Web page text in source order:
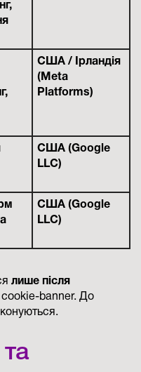
США / Ірландія
(Meta
Platforms)
США (Google
LLC)
США (Google
LLC)
лише після
cookie-banner. До